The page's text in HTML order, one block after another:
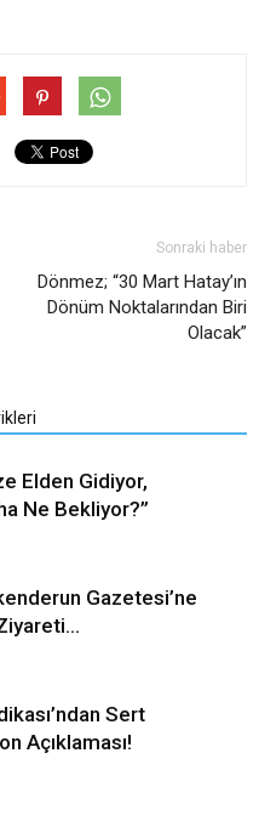
Sonraki haber
Dönmez; “30 Mart Hatay’ın
Dönüm Noktalarından Biri
Olacak”
Elden Gidiyor,
Ne Bekliyor?”
Gazetesi’ne
Sert
Açıklaması!